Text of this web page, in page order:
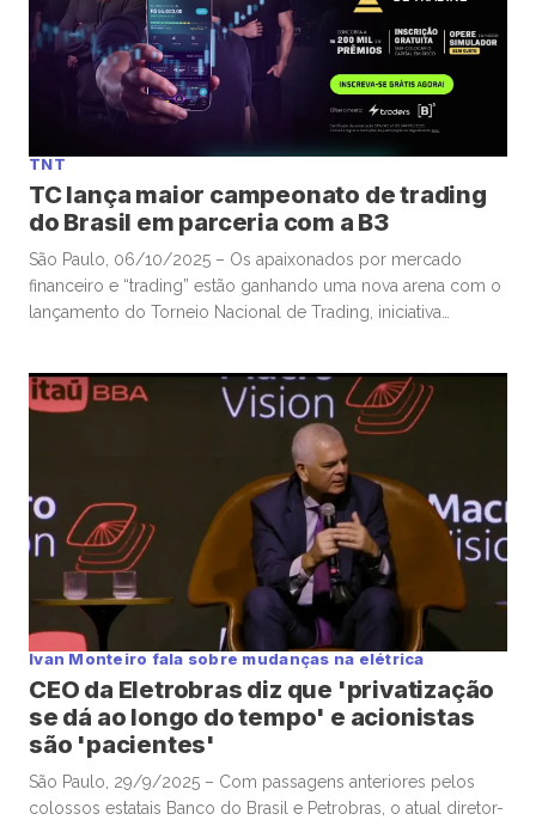
TNT
TC lança maior campeonato de trading
do Brasil em parceria com a B3
São Paulo, 06/10/2025 – Os apaixonados por mercado
financeiro e “trading” estão ganhando uma nova arena com o
lançamento do Torneio Nacional de Trading, iniciativa
brasileira. O torneio de “trading”, que será o maior do Brasil,
[…]
Ivan Monteiro fala sobre mudanças na elétrica
CEO da Eletrobras diz que 'privatização
se dá ao longo do tempo' e acionistas
são 'pacientes'
São Paulo, 29/9/2025 – Com passagens anteriores pelos
colossos estatais Banco do Brasil e Petrobras, o atual diretor-